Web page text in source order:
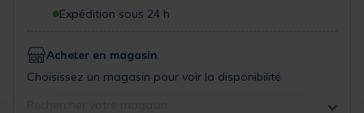
Expédition sous 24 h
Acheter en magasin
Choisissez un magasin pour voir la disponibilité